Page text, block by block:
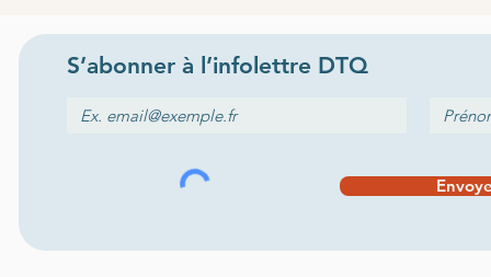
S’abonner à l’infolettre DTQ